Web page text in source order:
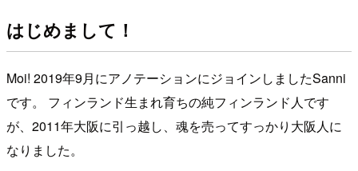
はじめまして！
Moi! 2019年9月にアノテーションにジョインしましたSanni
です。 フィンランド生まれ育ちの純フィンランド人です
が、2011年大阪に引っ越し、魂を売ってすっかり大阪人に
なりました。